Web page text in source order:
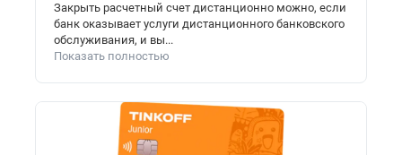
Закрыть расчетный счет дистанционно можно, если
банк оказывает услуги дистанционного банковского
обслуживания, и вы...
Показать полностью